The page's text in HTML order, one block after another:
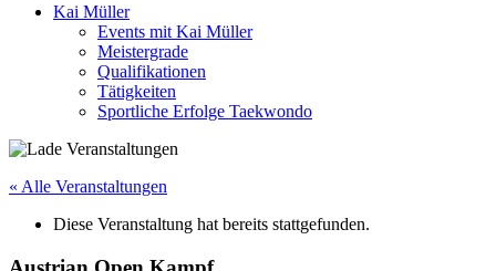
Kai Müller
Events mit Kai Müller
Meistergrade
Qualifikationen
Tätigkeiten
Sportliche Erfolge Taekwondo
« Alle Veranstaltungen
Diese Veranstaltung hat bereits stattgefunden.